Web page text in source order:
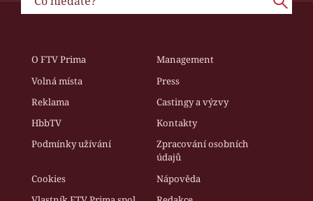
O FTV Prima
Management
Volná místa
Press
Reklama
Castingy a výzvy
HbbTV
Kontakty
Podmínky užívání
Zpracování osobních
údajů
Cookies
Nápověda